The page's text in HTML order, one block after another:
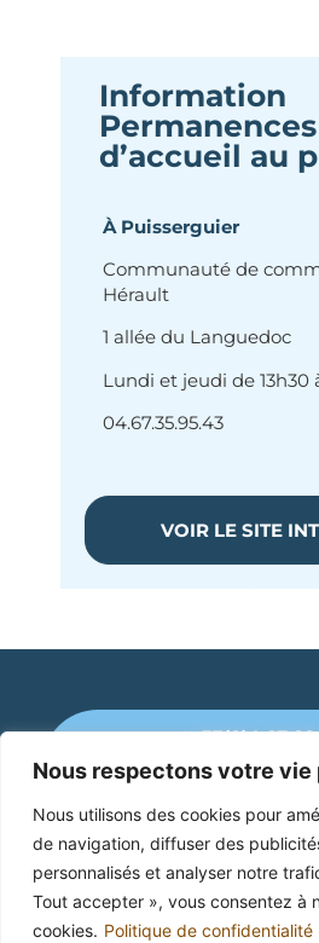
Nous respectons votre vie
Nous utilisons des cookies pour
de navigation, diffuser des
personnalisés et analyser notre
Tout accepter », vous consentez à
cookies. Politique de confidentialité
Information
Permanences
d’accueil au
À Puisserguier
Communauté de
Hérault
1 allée du Languedoc
Lundi et jeudi de 13h30
04.67.35.95.43
VOIR LE SITE
+33(0)4 67 89
Mairie de
2 Place Jean
34 310